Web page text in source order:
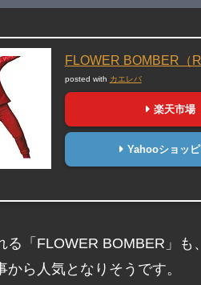
FLOWER BOMBER（
posted with カエレバ
楽天市場
Yahooショッ
る「FLOWER BOMBER」
から人気となりそうです。